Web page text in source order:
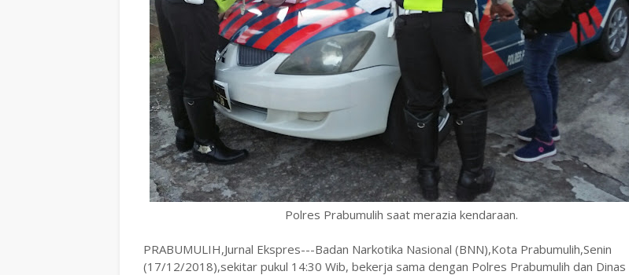
Polres Prabumulih saat merazia kendaraan.
PRABUMULIH,Jurnal Ekspres---Badan Narkotika Nasional (BNN),Kota Prabumulih,Senin
(17/12/2018),sekitar pukul 14:30 Wib, bekerja sama dengan Polres Prabumulih dan Dinas